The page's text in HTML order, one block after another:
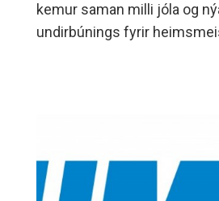
kemur saman milli jóla og
undirbúnings fyrir
Danmörku. Áður hafði verið
manna leikmannahóp sem